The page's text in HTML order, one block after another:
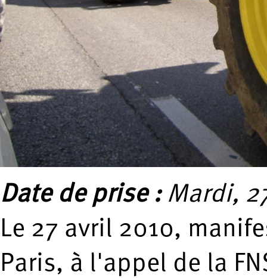
Date de prise : Mardi,
Le 27 avril 2010,
Paris, à l'appel de la